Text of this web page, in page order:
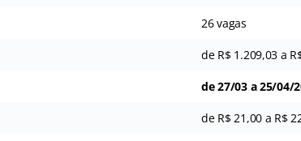
26 vagas
de R$ 1.209,03 a
de 27/03 a 25/04/
de R$ 21,00 a R$